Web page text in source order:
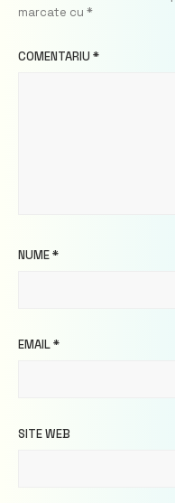
marcate cu *
COMENTARIU *
NUME*
EMAIL*
SITE WEB